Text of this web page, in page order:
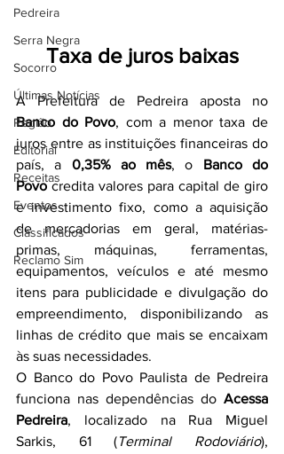
Pedreira
Serra Negra
Socorro
Últimas Notícias
Região
Editorial
Receitas
Eventos
Classificados
Reclamo Sim
Taxa de juros baixas
Banco do Povo, com a menor taxa de
juros entre as instituições financeiras do
país, a 0,35% ao mês, o Banco do
Povo credita valores para capital de giro
e investimento fixo, como a aquisição
de mercadorias em geral, matérias-
primas, máquinas, ferramentas,
equipamentos, veículos e até mesmo
itens para publicidade e divulgação do
empreendimento, disponibilizando as
linhas de crédito que mais se encaixam
às suas necessidades.
O Banco do Povo Paulista de Pedreira
funciona nas dependências do Acessa
Pedreira, localizado na Rua Miguel
Sarkis, 61 (Terminal Rodoviário),